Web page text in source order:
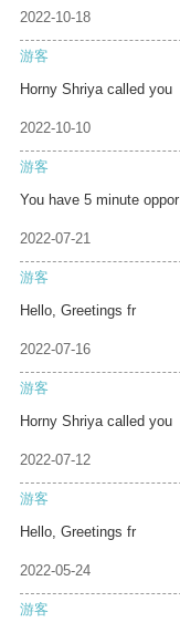
2022-10-18
游客
Horny Shriya called you
2022-10-10
游客
You have 5 minute oppor
2022-07-21
游客
Hello, Greetings fr
2022-07-16
游客
Horny Shriya called you
2022-07-12
游客
Hello, Greetings fr
2022-05-24
游客